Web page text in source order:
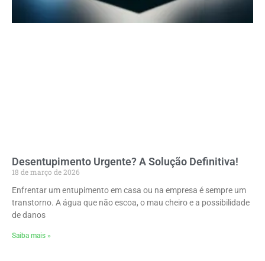
Desentupimento Urgente? A Solução Definitiva!
18 de março de 2026
Enfrentar um entupimento em casa ou na empresa é sempre um
transtorno. A água que não escoa, o mau cheiro e a possibilidade
de danos
Saiba mais »